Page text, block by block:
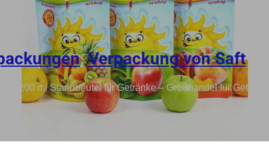
,Verpackung von Saft
200 ml Standbeutel für Getränke – Großhandel für